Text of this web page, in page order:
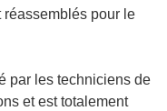
réassemblés pour le
par les techniciens de
et est totalement